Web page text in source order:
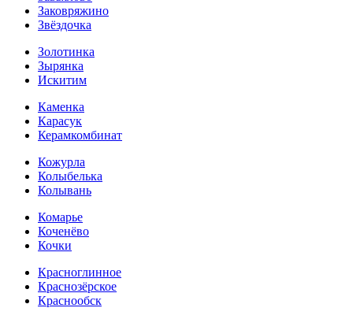
Заковряжино
Звёздочка
Золотинка
Зырянка
Искитим
Каменка
Карасук
Керамкомбинат
Кожурла
Колыбелька
Колывань
Комарье
Коченёво
Кочки
Красноглинное
Краснозёрское
Краснообск